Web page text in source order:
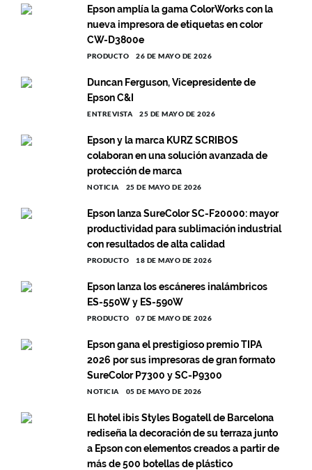
Epson amplía la gama ColorWorks con la
nueva impresora de etiquetas en color
CW-D3800e
PRODUCTO 26 DE MAYO DE 2026
Duncan Ferguson, Vicepresidente de
Epson C&I
ENTREVISTA 25 DE MAYO DE 2026
Epson y la marca KURZ SCRIBOS
colaboran en una solución avanzada de
protección de marca
NOTICIA 25 DE MAYO DE 2026
Epson lanza SureColor SC-F20000: mayor
productividad para sublimación industrial
con resultados de alta calidad
PRODUCTO 18 DE MAYO DE 2026
Epson lanza los escáneres inalámbricos
ES-550W y ES-590W
PRODUCTO 07 DE MAYO DE 2026
Epson gana el prestigioso premio TIPA
2026 por sus impresoras de gran formato
SureColor P7300 y SC-P9300
NOTICIA 05 DE MAYO DE 2026
El hotel ibis Styles Bogatell de Barcelona
rediseña la decoración de su terraza junto
a Epson con elementos creados a partir de
más de 500 botellas de plástico